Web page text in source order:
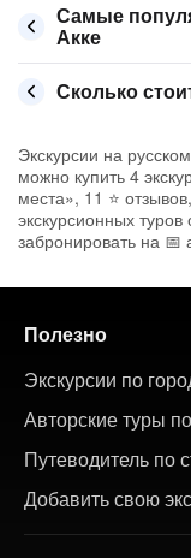
Самые
Акке
Сколько
Экскурсии на
можно купить 4
места», 11 ⭐
экскурсионных
забронировать на 📅
Полезно
Экскурсии по
Авторские туры
Путеводитель по
Добавить свою